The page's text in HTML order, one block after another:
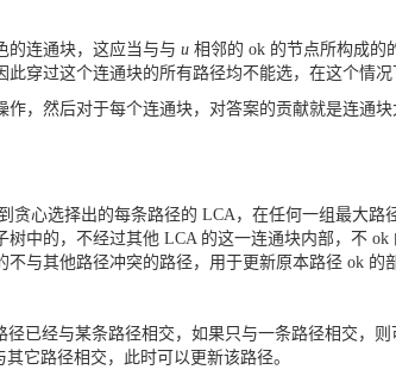
的连通块，这应当与与 u 相邻的 ok 的节点所构成的
穿过这个连通块的所有路径均不能选，在这个情
，然后对于每个连通块，对答案的贡献就是连通块
贪心选择出的每条路径的 LCA，在任何一组最大
中的，不经过其他 LCA 的这一连通块内部，不
与其他路径冲突的路径，用于更新原本路径 ok
已经与某条路径相交，如果只与一条路径相交，则
它路径相交，此时可以更新该路径。